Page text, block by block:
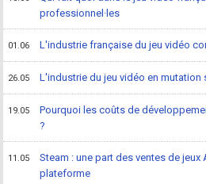
professionnel·les
01.06 L'industrie française du jeu vidéo
26.05 L'industrie du jeu vidéo en mutation
19.05
Pourquoi les coûts de
?
11.05
Steam : une part des ventes de jeux
plateforme